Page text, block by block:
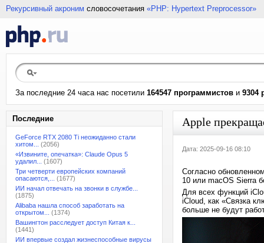
Рекурсивный акроним словосочетания «PHP: Hypertext Preprocessor»
За последние 24 часа нас посетили 164547 программистов и 9304
Последние
GeForce RTX 2080 Ti неожиданно стали
хитом...
(2056)
«Извините, опечатка»: Claude Opus 5
удалил...
(1607)
Три четверти европейских компаний
опасаются,...
(1677)
ИИ начал отвечать на звонки в службе...
(1875)
Alibaba нашла способ заработать на
открытом...
(1374)
Вашингтон расследует доступ Китая к...
(1441)
ИИ впервые создал жизнеспособные вирусы
Apple
Дата: 2025-09-16 08:10
Согласно
10 или macOS Sierra
Для всех функций
iCloud, как «Связка
больше не будут